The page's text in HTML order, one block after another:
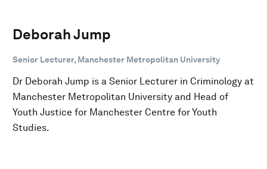
Deborah Jump
Senior Lecturer, Manchester Metropolitan University
Dr Deborah Jump is a Senior Lecturer in Criminology at
Manchester Metropolitan University and Head of
Youth Justice for Manchester Centre for Youth
Studies.